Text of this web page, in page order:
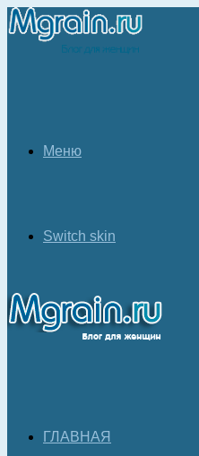
Меню
Switch skin
ГЛАВНАЯ